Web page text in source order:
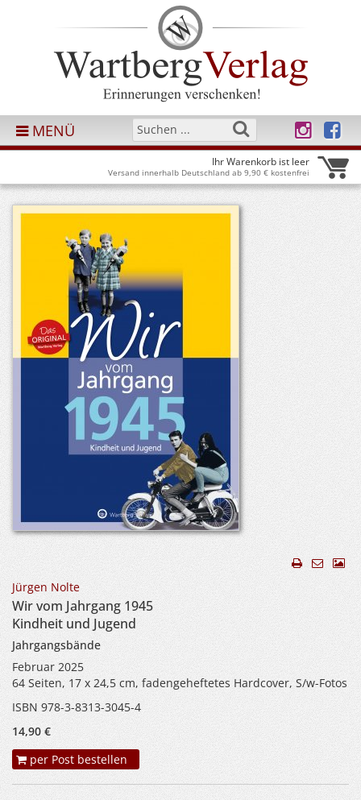
MENÜ
Ihr Warenkorb ist leer
Versand innerhalb Deutschland ab 9,90 € kostenfrei
Jürgen Nolte
Wir vom Jahrgang 1945
Kindheit und Jugend
Jahrgangsbände
Februar 2025
64 Seiten, 17 x 24,5 cm, fadengeheftetes Hardcover, S/w-Fotos
ISBN 978-3-8313-3045-4
14,90 €
per Post bestellen